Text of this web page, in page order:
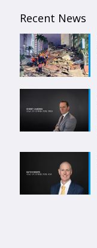
Recent News